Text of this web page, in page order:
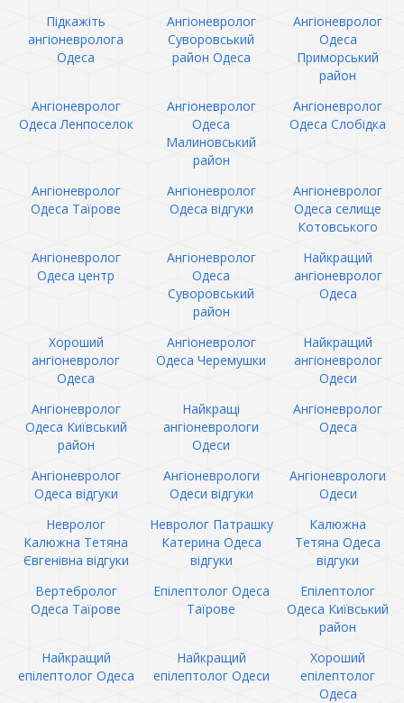
Підкажіть
ангіоневролога
Одеса
Ангіоневролог
Суворовський
район Одеса
Ангіоневролог
Одеса
Приморський
район
Ангіоневролог
Одеса Ленпоселок
Ангіоневролог
Одеса
Малиновський
район
Ангіоневролог
Одеса Слобідка
Ангіоневролог
Одеса Таїрове
Ангіоневролог
Одеса відгуки
Ангіоневролог
Одеса селище
Котовського
Ангіоневролог
Одеса центр
Ангіоневролог
Одеса
Суворовський
район
Найкращий
ангіоневролог
Одеса
Хороший
ангіоневролог
Одеса
Ангіоневролог
Одеса Черемушки
Найкращий
ангіоневролог
Одеси
Ангіоневролог
Одеса Київський
район
Найкращі
ангіоневрологи
Одеси
Ангіоневролог
Одеса
Ангіоневролог
Одеса відгуки
Ангіоневрологи
Одеси відгуки
Ангіоневрологи
Одеси
Невролог
Калюжна Тетяна
Євгенівна відгуки
Невролог Патрашку
Катерина Одеса
відгуки
Калюжна
Тетяна Одеса
відгуки
Вертебролог
Одеса Таїрове
Епілептолог Одеса
Таїрове
Епілептолог
Одеса Київський
район
Найкращий
епілептолог Одеса
Найкращий
епілептолог Одеси
Хороший
епілептолог
Одеса